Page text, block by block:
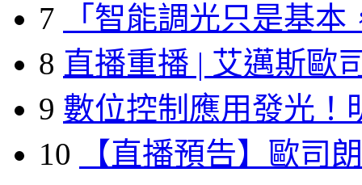
7
「智能調光只是基本
8 直播重播 | 艾邁斯歐
9 數位控制應用發光！
10
【直播預告】歐司